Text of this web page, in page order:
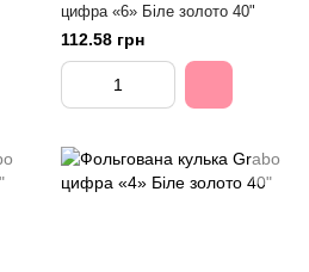
цифра «6» Біле золото 40"
112.58 грн